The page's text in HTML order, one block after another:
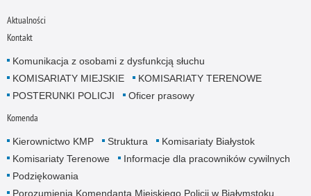
Aktualności
Kontakt
Komunikacja z osobami z dysfunkcją słuchu
KOMISARIATY MIEJSKIE
KOMISARIATY TERENOWE
POSTERUNKI POLICJI
Oficer prasowy
Komenda
Kierownictwo KMP Struktura
Komisariaty Białystok
Komisariaty Terenowe
Informacje dla pracowników cywilnych
Podziękowania
Porozumienia Komendanta Miejskiego Policji w Białymstoku